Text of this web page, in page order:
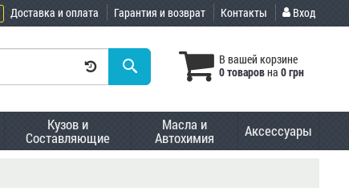
Доставка и оплата Гарантия и возврат Контакты Вход
В вашей корзине
0 товаровна 0 грн
Кузов и
Составляющие
Масла и
Автохимия Аксессуары